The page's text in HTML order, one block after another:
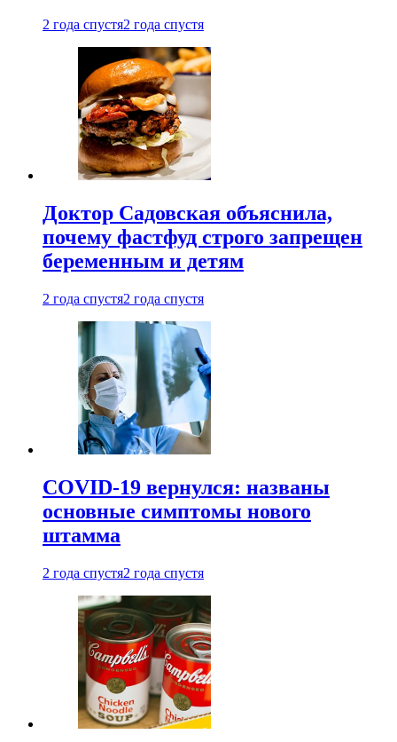
2 года спустя2 года спустя
Доктор Садовская объяснила,
почему фастфуд строго запрещен
беременным и детям
2 года спустя2 года спустя
COVID-19 вернулся: названы
основные симптомы нового
штамма
2 года спустя2 года спустя